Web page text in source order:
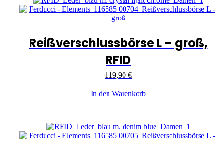
Reißverschlussbörse L – groß,
RFID
119,90 €
In den Warenkorb